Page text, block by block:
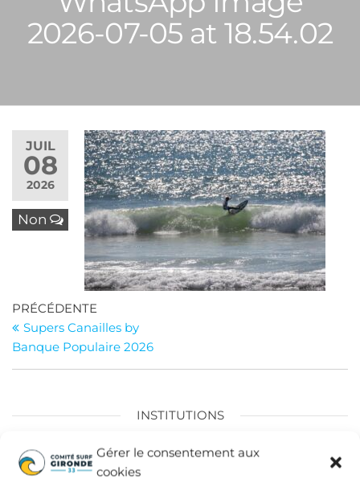
Gérer le consentement aux
cookies
2026-07-05 at 18.54.02
JUIL
08
2026
Non
Navigation
de
l’article
Article
précédent
PRÉCÉDENTE
Supers Canailles by
Banque Populaire 2026
INSTITUTIONS
Fédération Française de Surf
Conseil Départemental de la Gironde